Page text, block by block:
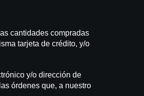
cantidades compradas
tarjeta de crédito, y/o
y/o dirección de
órdenes que, a nuestro